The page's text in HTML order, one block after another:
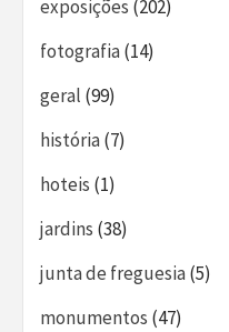
exposições (202)
fotografia(14)
geral (99)
história(7)
hoteis (1)
jardins (38)
junta de freguesia(5)
monumentos (47)